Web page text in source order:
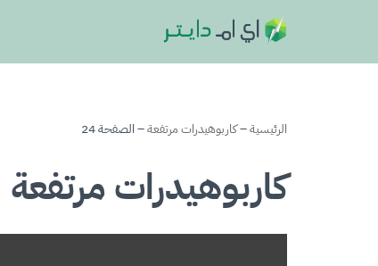
الرئيسية–كاربوهيدرات مرتفعة–الصفحة 24
كاربوهيدرات مرتفعة